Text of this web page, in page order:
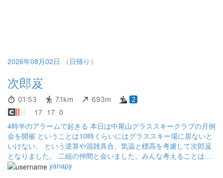
2026年08月02日 （日帰り）
次郎岌
01:53 7.1km 693m 2
17 17 0
4時半のアラームで起きる 本日は中尾山グラススキークラブの月例
会を開催 ということは10時くらいにはグラススキー場に居ないと
いけない。 という逆算や混雑具合、気温と標高を考慮して次郎岌
となりました。 二組の仲間と会いました。みんな考えることは似
ている。
yanapy